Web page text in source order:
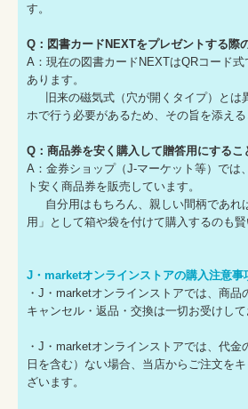
す。
Q：図書カードNEXTをプレゼントする際
A：現在の図書カードNEXTはQRコード
あります。
旧来の磁気式（穴が開くタイプ）とは
ホで行う必要があるため、その旨を添える
Q：商品券を安く購入して贈答用にするこ
A：金券ショップ（J-マーケット等）では
ト安く商品券を販売しています。
自分用はもちろん、親しい間柄であれ
用」として箱や袋を付けて購入するのも賢
J・marketオンラインストアの購入注意事
・J・marketオンラインストアでは、商
キャンセル・返品・交換は一切お受けして
・J・marketオンラインストアでは、代金
日を含む）ない場合、当店からご注文を
ざいます。